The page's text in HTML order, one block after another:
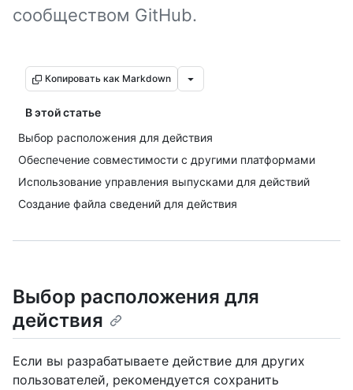
сообществом GitHub.
Копировать как Markdown
В этой статье
Выбор расположения для действия
Обеспечение совместимости с другими платформами
Использование управления выпусками для действий
Создание файла сведений для действия
Выбор расположения для
действия
Если вы разрабатываете действие для других
пользователей, рекомендуется сохранить